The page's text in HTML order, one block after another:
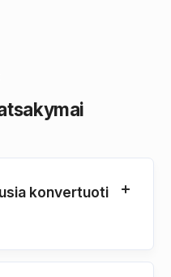
konvertuoti